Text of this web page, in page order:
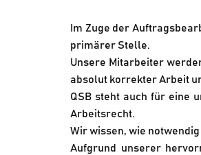
Im Zuge der
primärer Stelle.
Unsere Mitarbeiter
absolut korrekter Arbeit
QSB steht auch für eine
Arbeitsrecht.
Wir wissen, wie
Aufgrund unserer